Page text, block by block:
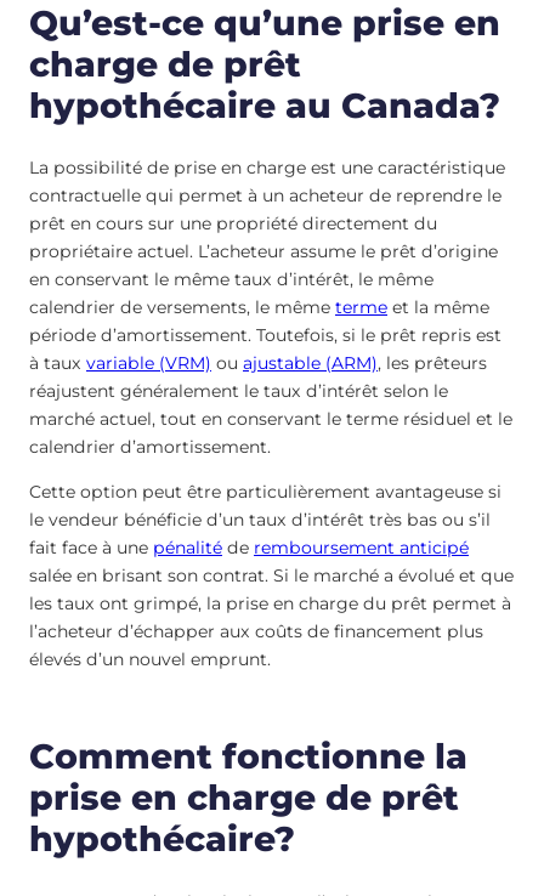
Qu’est-ce qu’une prise en
charge de prêt
hypothécaire au Canada?
La possibilité de prise en charge est une caractéristique
contractuelle qui permet à un acheteur de reprendre le
prêt en cours sur une propriété directement du
propriétaire actuel. L’acheteur assume le prêt d’origine
en conservant le même taux d’intérêt, le même
calendrier de versements, le même terme et la même
période d’amortissement. Toutefois, si le prêt repris est
à taux variable (VRM) ou ajustable (ARM), les prêteurs
réajustent généralement le taux d’intérêt selon le
marché actuel, tout en conservant le terme résiduel et le
calendrier d’amortissement.
Cette option peut être particulièrement avantageuse si
le vendeur bénéficie d’un taux d’intérêt très bas ou s’il
fait face à une pénalité de remboursement anticipé
salée en brisant son contrat. Si le marché a évolué et que
les taux ont grimpé, la prise en charge du prêt permet à
l’acheteur d’échapper aux coûts de financement plus
élevés d’un nouvel emprunt.
Comment fonctionne la
prise en charge de prêt
hypothécaire?